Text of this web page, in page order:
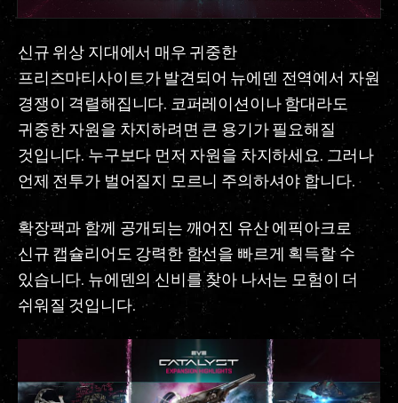
신규 위상 지대에서 매우 귀중한
프리즈마티사이트가 발견되어 뉴에덴 전역에서 자원
경쟁이 격렬해집니다. 코퍼레이션이나 함대라도
귀중한 자원을 차지하려면 큰 용기가 필요해질
것입니다. 누구보다 먼저 자원을 차지하세요. 그러나
언제 전투가 벌어질지 모르니 주의하셔야 합니다.
확장팩과 함께 공개되는 깨어진 유산 에픽아크로
신규 캡슐리어도 강력한 함선을 빠르게 획득할 수
있습니다. 뉴에덴의 신비를 찾아 나서는 모험이 더
쉬워질 것입니다.